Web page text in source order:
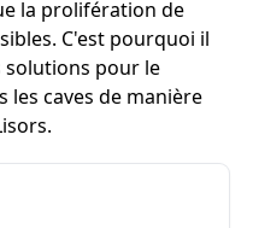
la prolifération de
C'est pourquoi il
solutions pour le
caves de manière